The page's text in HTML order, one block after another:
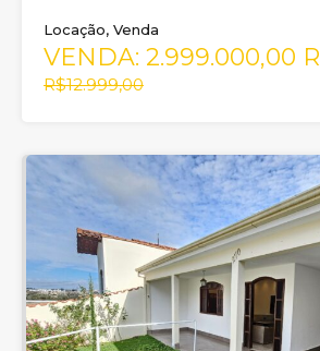
Locação, Venda
VENDA: 2.999.000,00
R$12.999,00